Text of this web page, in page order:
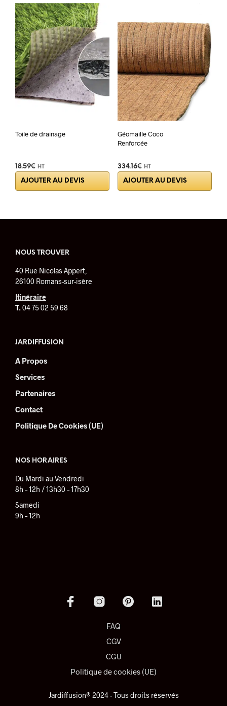
Toile de drainage
18.59€ HT
AJOUTER AU DEVIS
Géomaille Coco
Renforcée
334.16€ HT
AJOUTER AU DEVIS
NOUS TROUVER
40 Rue Nicolas Appert,
26100 Romans-sur-isère
Itinéraire
T.04 75 02 59 68
JARDIFFUSION
A Propos
Services
Partenaires
Contact
Politique De Cookies (UE)
NOS HORAIRES
Du Mardi au Vendredi
8h – 12h / 13h30 – 17h30
Samedi
9h – 12h
FAQ
CGV
CGU
Politique de cookies (UE)
Jardiffusion® 2024 - Tous droits réservés